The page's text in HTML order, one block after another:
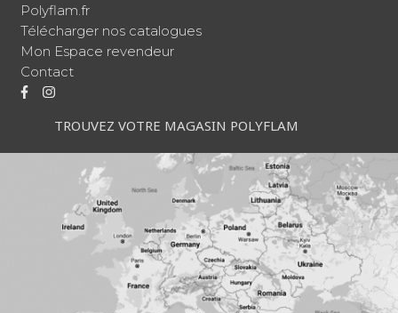
Polyflam.fr
Télécharger nos catalogues
Mon Espace revendeur
Contact
TROUVEZ VOTRE MAGASIN POLYFLAM